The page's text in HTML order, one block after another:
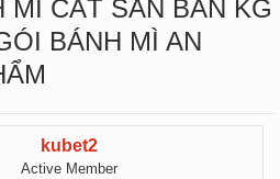
MÌ CẮT SẴN BÁN KG
BÁNH MÌ AN
kubet2
Active Member